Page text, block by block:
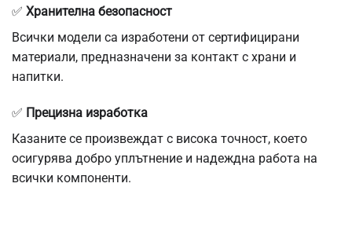
✅ Хранителна безопасност
Всички модели са изработени от сертифицирани
материали, предназначени за контакт с храни и
напитки.
✅ Прецизна изработка
Казаните се произвеждат с висока точност, което
осигурява добро уплътнение и надеждна работа на
всички компоненти.